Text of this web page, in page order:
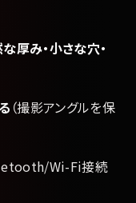
厚み・小さな穴・
（撮影アングルを保
Wi-Fi接続